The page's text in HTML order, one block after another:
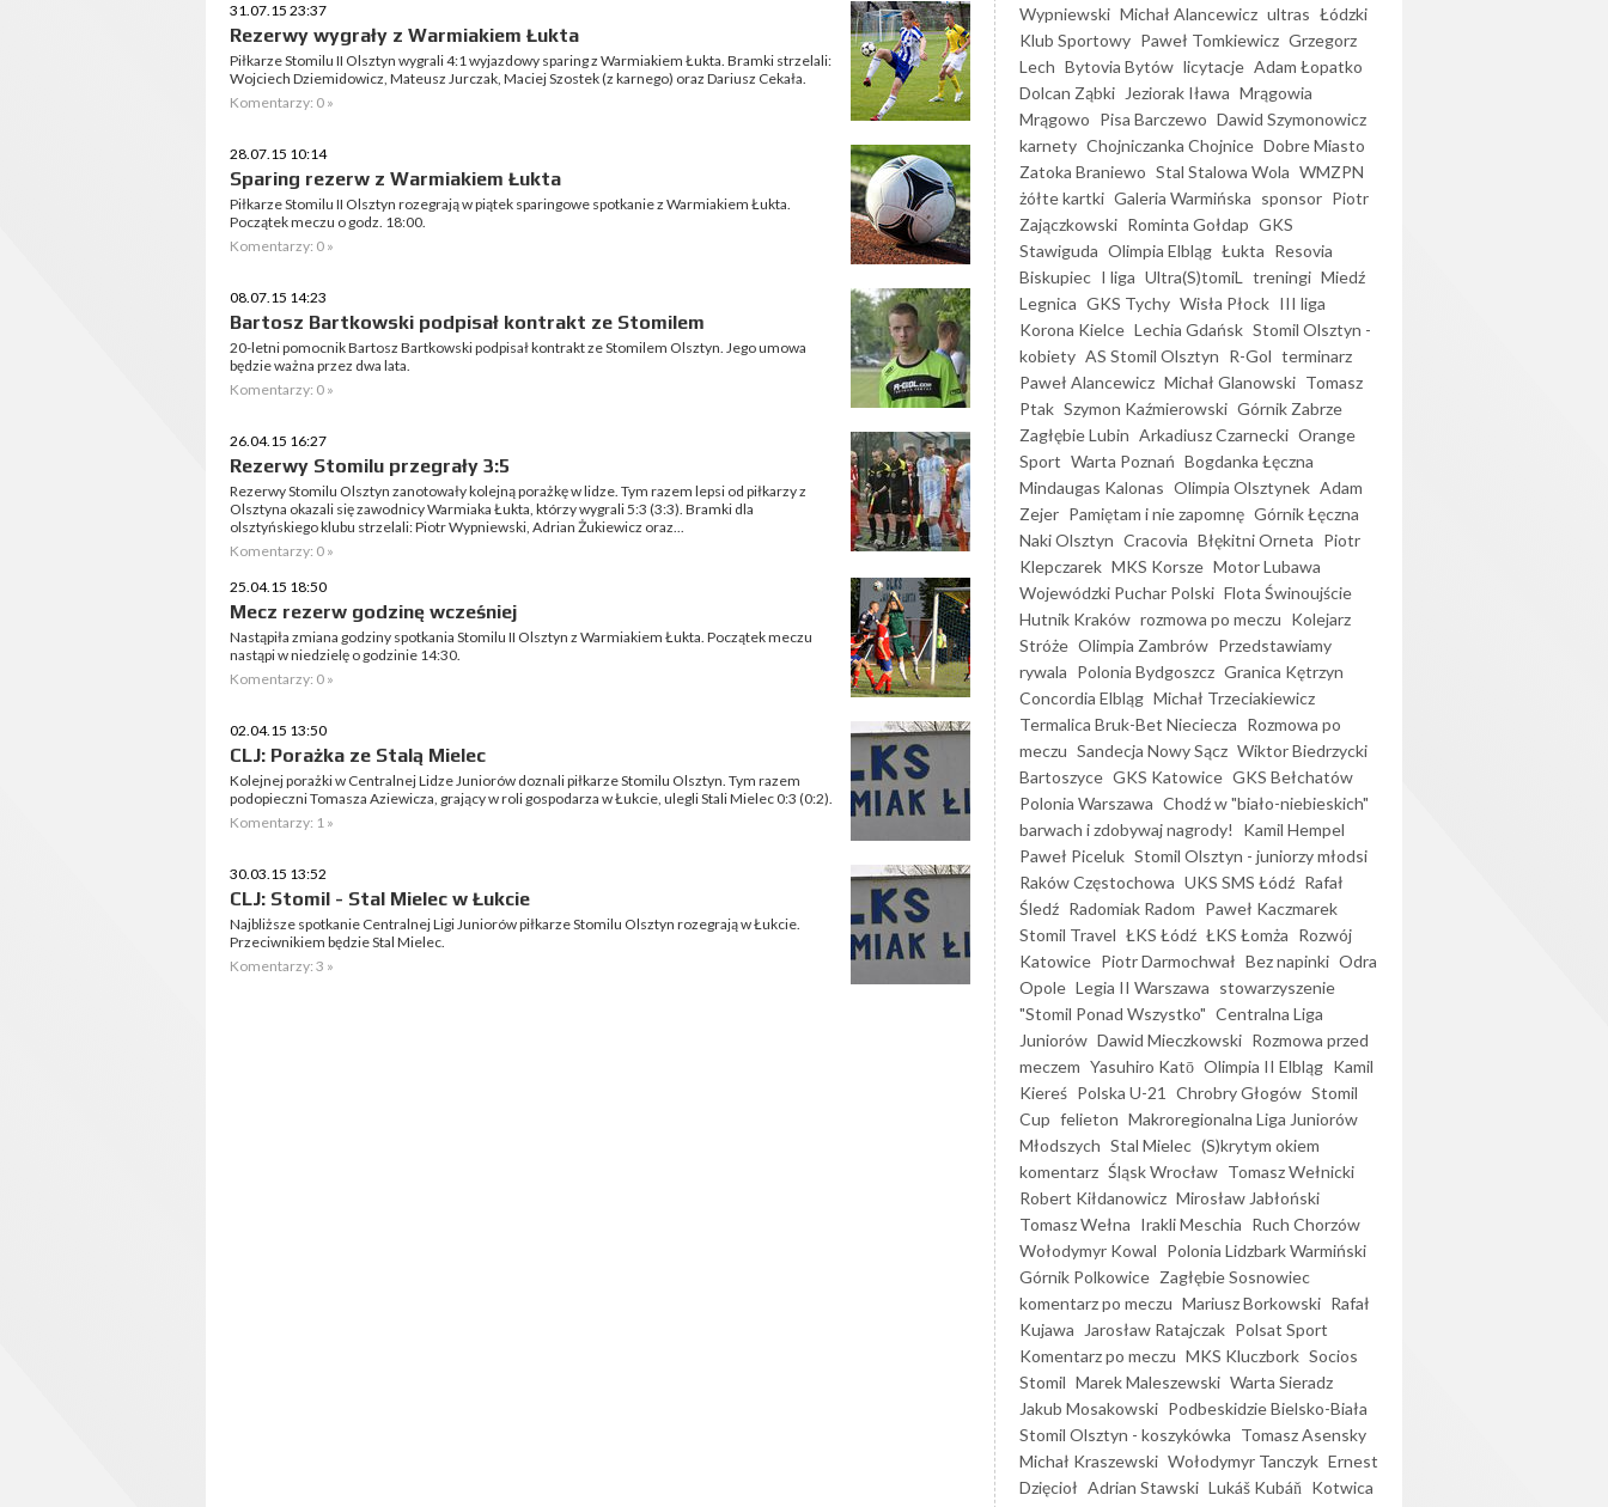
31.07.15 23:37
Rezerwy wygrały z Warmiakiem Łukta
Piłkarze Stomilu II Olsztyn wygrali 4:1 wyjazdowy sparing z Warmiakiem Łukta. Bramki strzelali:
Wojciech Dziemidowicz, Mateusz Jurczak, Maciej Szostek (z karnego) oraz Dariusz Cekała.
Komentarzy: 0 »
28.07.15 10:14
Sparing rezerw z Warmiakiem Łukta
Piłkarze Stomilu II Olsztyn rozegrają w piątek sparingowe spotkanie z Warmiakiem Łukta.
Początek meczu o godz. 18:00.
Komentarzy: 0 »
08.07.15 14:23
Bartosz Bartkowski podpisał kontrakt ze Stomilem
20-letni pomocnik Bartosz Bartkowski podpisał kontrakt ze Stomilem Olsztyn. Jego umowa
będzie ważna przez dwa lata.
Komentarzy: 0 »
26.04.15 16:27
Rezerwy Stomilu przegrały 3:5
Rezerwy Stomilu Olsztyn zanotowały kolejną porażkę w lidze. Tym razem lepsi od piłkarzy z
Olsztyna okazali się zawodnicy Warmiaka Łukta, którzy wygrali 5:3 (3:3). Bramki dla
olsztyńskiego klubu strzelali: Piotr Wypniewski, Adrian Żukiewicz oraz...
Komentarzy: 0 »
25.04.15 18:50
Mecz rezerw godzinę wcześniej
Nastąpiła zmiana godziny spotkania Stomilu II Olsztyn z Warmiakiem Łukta. Początek meczu
nastąpi w niedzielę o godzinie 14:30.
Komentarzy: 0 »
02.04.15 13:50
CLJ: Porażka ze Stalą Mielec
Kolejnej porażki w Centralnej Lidze Juniorów doznali piłkarze Stomilu Olsztyn. Tym razem
podopieczni Tomasza Aziewicza, grający w roli gospodarza w Łukcie, ulegli Stali Mielec 0:3 (0:2).
Komentarzy: 1 »
30.03.15 13:52
CLJ: Stomil - Stal Mielec w Łukcie
Najbliższe spotkanie Centralnej Ligi Juniorów piłkarze Stomilu Olsztyn rozegrają w Łukcie.
Przeciwnikiem będzie Stal Mielec.
Komentarzy: 3 »
Wypniewski Michał Alancewicz ultras Łódzki
Klub Sportowy Paweł Tomkiewicz Grzegorz
Lech Bytovia Bytów licytacje Adam Łopatko
Dolcan Ząbki
Jeziorak Iława Mrągowia
Mrągowo Pisa Barczewo Dawid Szymonowicz
karnety Chojniczanka Chojnice Dobre Miasto
Zatoka Braniewo Stal Stalowa Wola WMZPN
żółte kartki Galeria Warmińska sponsor Piotr
Zajączkowski Rominta Gołdap GKS
Stawiguda Olimpia Elbląg Łukta Resovia
Biskupiec I liga Ultra(S)tomiL treningi Miedź
Legnica GKS Tychy Wisła Płock III liga
Korona Kielce Lechia Gdańsk Stomil Olsztyn -
kobiety AS Stomil Olsztyn R-Gol terminarz
Paweł Alancewicz Michał Glanowski Tomasz
Ptak Szymon Kaźmierowski Górnik Zabrze
Zagłębie Lubin Arkadiusz Czarnecki Orange
Sport Warta Poznań Bogdanka Łęczna
Mindaugas Kalonas Olimpia Olsztynek Adam
Zejer Pamiętam i nie zapomnę Górnik Łęczna
Naki Olsztyn Cracovia Błękitni Orneta Piotr
Klepczarek MKS Korsze Motor Lubawa
Wojewódzki Puchar Polski Flota Świnoujście
Hutnik Kraków rozmowa po meczu Kolejarz
Stróże Olimpia Zambrów Przedstawiamy
rywala Polonia Bydgoszcz Granica Kętrzyn
Concordia Elbląg Michał Trzeciakiewicz
Termalica Bruk-Bet Nieciecza Rozmowa po
meczu Sandecja Nowy Sącz Wiktor Biedrzycki
Bartoszyce GKS Katowice GKS Bełchatów
Polonia Warszawa Chodź w "biało-niebieskich"
barwach i zdobywaj nagrody!
Kamil Hempel
Paweł Piceluk Stomil Olsztyn - juniorzy młodsi
Raków Częstochowa UKS SMS Łódź Rafał
Śledź Radomiak Radom Paweł Kaczmarek
Stomil Travel ŁKS Łódź ŁKS Łomża Rozwój
Katowice Piotr Darmochwał Bez napinki Odra
Opole Legia II Warszawa stowarzyszenie
"Stomil Ponad Wszystko" Centralna Liga
Juniorów Dawid Mieczkowski Rozmowa przed
meczem Yasuhiro Katō Olimpia II Elbląg Kamil
Kiereś Polska U-21 Chrobry Głogów Stomil
Cup felieton Makroregionalna Liga Juniorów
Młodszych Stal Mielec (S)krytym okiem
komentarz Śląsk Wrocław Tomasz Wełnicki
Robert Kiłdanowicz Mirosław Jabłoński
Tomasz Wełna Irakli Meschia Ruch Chorzów
Wołodymyr Kowal Polonia Lidzbark Warmiński
Górnik Polkowice Zagłębie Sosnowiec
komentarz po meczu Mariusz Borkowski Rafał
Kujawa
Jarosław Ratajczak Polsat Sport
Komentarz po meczu MKS Kluczbork Socios
Stomil Marek Maleszewski Warta Sieradz
Jakub Mosakowski Podbeskidzie Bielsko-Biała
Stomil Olsztyn - koszykówka Tomasz Asensky
Michał Kraszewski Wołodymyr Tanczyk Ernest
Dzięcioł Adrian Stawski Lukáš Kubáň Kotwica